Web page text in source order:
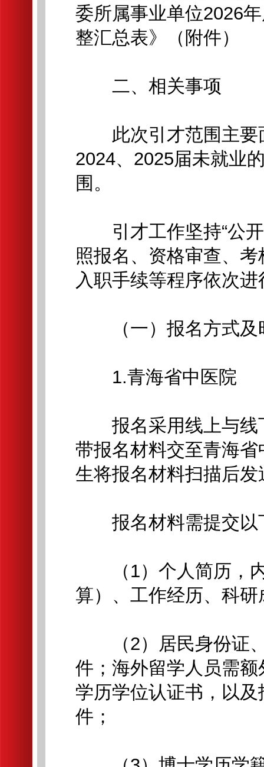
委所属事业单位2026
整汇总表》（附件）
二、相关事项
此次引才范围主要
2024、2025届未就业
围。
引才工作坚持“公开
照报名、资格审查、
入职手续等程序依次进
（一）报名方式及
1.青海省中医院
报名采用线上与线
带报名材料交至青海
生将报名材料扫描后
报名材料需提交以
（1）个人简历，内
算）、工作经历、科
（2）居民身份证、
件；海外留学人员需
学历学位认证书，以
件；